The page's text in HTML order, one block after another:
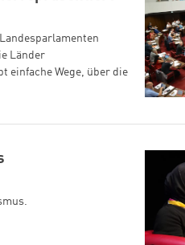
Länder
einfache Wege, über die